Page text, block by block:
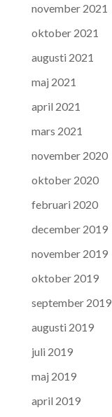
november 2021
oktober 2021
augusti 2021
maj 2021
april 2021
mars 2021
november 2020
oktober 2020
februari 2020
december 2019
november 2019
oktober 2019
september 2019
augusti 2019
juli 2019
maj 2019
april 2019